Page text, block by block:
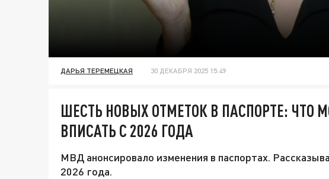
ДАРЬЯ ТЕРЕМЕЦКАЯ 30 ДЕКАБРЯ 2025 15:49
ШЕСТЬ НОВЫХ ОТМЕТОК В ПАСПОРТЕ: ЧТО
ВПИСАТЬ С 2026 ГОДА
МВД анонсировало изменения в паспортах.
2026 года.